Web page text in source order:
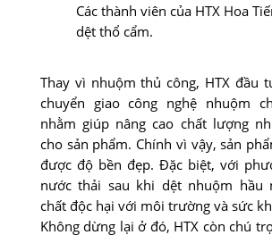
Các thành viên của HTX Hoa
dệt thổ cẩm.
Thay vì nhuộm thủ công, HTX đầu
chuyển giao công nghệ nhuộm
nhằm giúp nâng cao chất lượng
cho sản phẩm. Chính vì vậy, sản
được độ bền đẹp. Đặc biệt, với
nước thải sau khi dệt nhuộm hầu
chất độc hại với môi trường và sức
Không dừng lại ở đó, HTX còn chú